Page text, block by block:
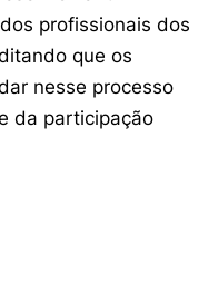
profissionais dos
que os
nesse processo
da participação